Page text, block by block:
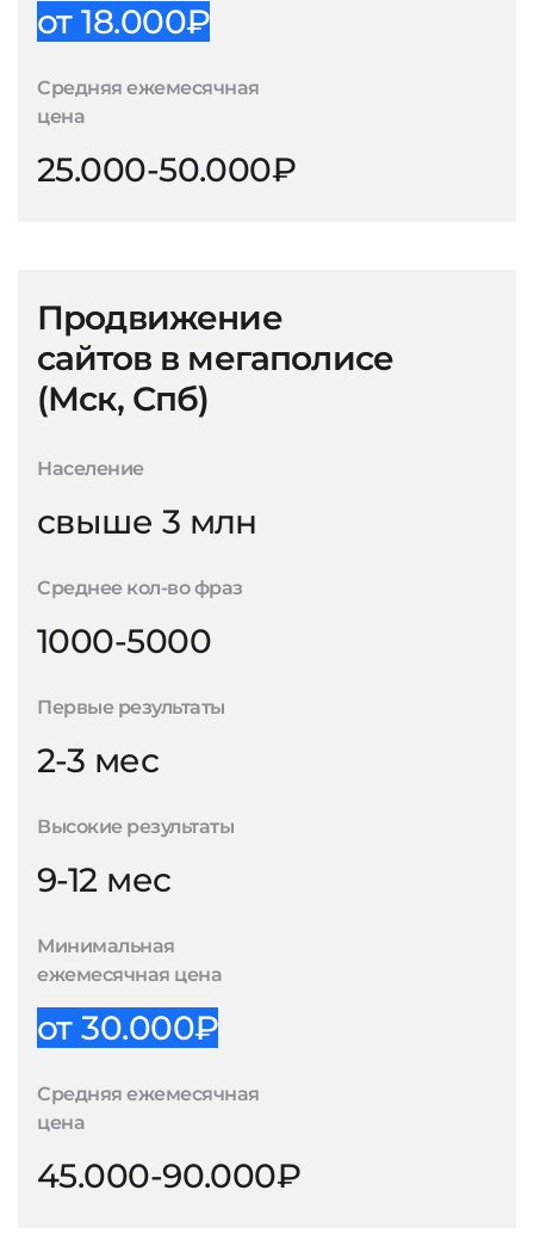
от 18.000₽
Средняя ежемесячная
цена
25.000-50.000₽
Продвижение
сайтов в мегаполисе
(Мск, Спб)
Население
свыше 3 млн
Среднее кол-во фраз
1000-5000
Первые результаты
2-3 мес
Высокие результаты
9-12 мес
Минимальная
ежемесячная цена
от 30.000₽
Средняя ежемесячная
цена
45.000-90.000₽